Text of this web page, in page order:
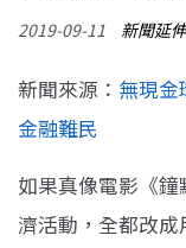
2019-09-11 新聞延
新聞來源： 無現金
金融難民
如果真像電影《
濟活動，全都改